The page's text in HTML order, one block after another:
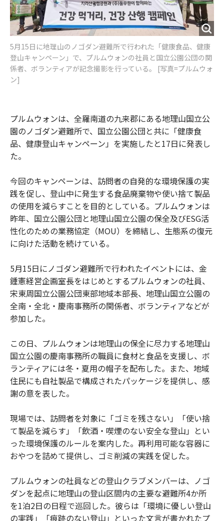
5月15日に地理山のノゴダン避難所で行われた「健康食品、健康
登山キャンペーン」で、プルムウォンの社員と国立公園公団の関
係者、ボランティアが記念撮影を行っている。 [写真=プルムウォ
ン]
プルムウォンは、全羅南道の九来郡にある地理山国立公
園のノゴダン避難所で、国立公園公団と共に「健康食
品、健康登山キャンペーン」を実施したと17日に発表し
た。
今回のキャンペーンは、訪問者の自発的な環境保護の実
践を促し、登山中に発生する食品廃棄物や使い捨て製品
の使用を減らすことを目的としている。プルムウォンは
昨年、国立公園公団と地理山国立公園の保全及びESG活
性化のための業務協定（MOU）を締結し、生態系の復元
に向けた活動を続けている。
5月15日にノゴダン避難所で行われたイベントには、金
鍾憲経営企画室長をはじめとするプルムウォンの社員、
宋東周国立公園公団東部地域本部長、地理山国立公園の
全南・全北・慶南事務所の関係者、ボランティアなどが
参加した。
この日、プルムウォンは地理山の保全に尽力する地理山
国立公園の慶南事務所の職員に食材と食品を支援し、ボ
ランティアには冬・夏用の帽子を配布した。また、地域
住民にも自社製品で構成されたパッケージを提供し、感
謝の意を表した。
現場では、訪問者を対象に「ゴミを残さない」「使い捨
て製品を減らす」「飲酒・喫煙のない安全な登山」とい
った環境保護のルールを案内した。再利用可能な容器に
おやつを詰めて提供し、ゴミ削減の実践を促した。
プルムウォンの社員などの登山クラブメンバーは、ノゴ
ダンを起点に地理山の登山区間内の主要な避難所4か所
を1泊2日の日程で巡回した。彼らは「環境に優しい登山
の実践」「痕跡のない登山」といった文言が書かれたプ